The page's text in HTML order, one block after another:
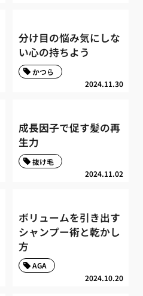
分け目の悩み気にしな
い心の持ちよう
2024.11.30
かつら
成長因子で促す髪の再
生力
2024.11.02
抜け毛
ボリュームを引き出す
シャンプー術と乾かし
方
2024.10.20
AGA